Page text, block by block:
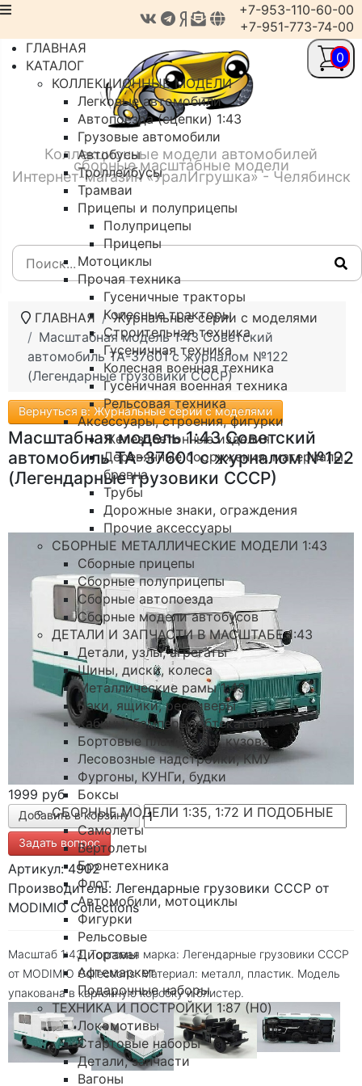
Коллекционные модели автомобилей
сборные масштабные модели
Интернет-магазин «УралИгрушка» - Челябинск
+7-953-110-60-00
+7-951-773-74-00
ГЛАВНАЯ
КАТАЛОГ
КОЛЛЕКЦИОННЫЕ МОДЕЛИ
Легковые автомобили
Автопоезда (сцепки) 1:43
Грузовые автомобили
Автобусы
Троллейбусы
Трамваи
Прицепы и полуприцепы
Полуприцепы
Прицепы
Мотоциклы
Прочая техника
Гусеничные тракторы
Колесные тракторы
Строительная техника
Гусеничная техника
Колесная военная техника
Гусеничная военная техника
Рельсовая техника
Аксессуары, строения, фигурки
Железобетонные изделия
Деревянные сооружения, материалы,
бревна
Трубы
Дорожные знаки, ограждения
Прочие аксессуары
СБОРНЫЕ МЕТАЛЛИЧЕСКИЕ МОДЕЛИ 1:43
Сборные прицепы
Сборные полуприцепы
Сборные автопоезда
Сборные модели автобусов
ДЕТАЛИ И ЗАПЧАСТИ В МАСШТАБЕ 1:43
Детали, узлы, агрегаты
Шины, диски, колеса
Металлические рамы 1:43
Баки, ящики, рессиверы
Кабины, бамперы, обтекатели
Бортовые платформы, кузова
Лесовозные надстройки, КМУ
Фургоны, КУНГи, будки
Боксы
СБОРНЫЕ МОДЕЛИ 1:35, 1:72 И ПОДОБНЫЕ
Самолеты
Вертолеты
Бронетехника
Флот
Автомобили, мотоциклы
Фигурки
Рельсовые
Диорамы
Афтемаркет
Подарочные наборы
ТЕХНИКА И ПОСТРОЙКИ 1:87 (H0)
Локомотивы
Стартовые наборы
Детали, запчасти
Вагоны
ГЛАВНАЯ
Журнальные серии с моделями
Масштабная модель 1:43 Советский
автомобиль ТА-37601 с журналом №122
(Легендарные грузовики СССР)
Вернуться в: Журнальные серии с моделями
Масштабная модель 1:43 Советский
автомобиль ТА-37601 с журналом №122
(Легендарные грузовики СССР)
1999 руб
Задать вопрос
Артикул: 4902
Производитель: Легендарные грузовики СССР от
MODIMIO Collections
Масштаб 1:43. Торговая марка: Легендарные грузовики СССР
от MODIMIO Collections. Материал: металл, пластик. Модель
упакована в картонную коробку и блистер.
0